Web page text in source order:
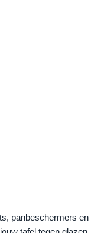
panbeschermers en